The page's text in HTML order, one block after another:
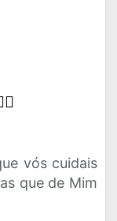
vós cuidais
que de Mim